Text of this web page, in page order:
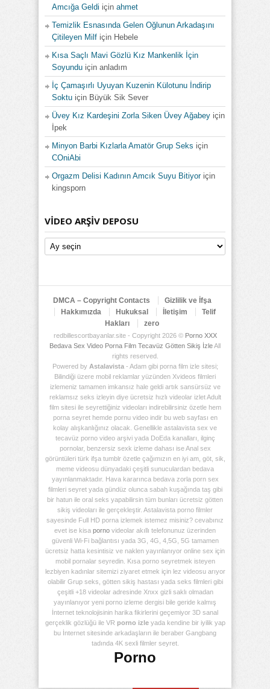
Amcığa Geldi için ahmet
Temizlik Esnasında Gelen Oğlunun Arkadaşını
Çitileyen Milf için Hebele
Kısa Saçlı Mavi Gözlü Kız Mankenlik İçin
Soyundu için anladım
İç Çamaşırlı Uyuyan Kuzenin Külotunu İndirip
Soktu için Büyük Sik Sever
Üvey Kız Kardeşini Zorla Siken Üvey Ağabey için
İpek
Minyon Barbi Kızlarla Amatör Grup Seks için
COniAbi
Orgazm Delisi Kadının Amcık Suyu Bitiyoriçin
kingsporn
VIDEO ARŞIV DEPOSU
Video
Arşiv
DMCA – Copyright Contacts
Gizlilik ve İfşa
Hakkımızda
Hukuksal İletişim
Telif
Hakları
zero
redbillescortbayanlar.site - Copyright 2026 © Porno XXX
Bedava Sex Video Porna Film Tecavüz Götten Sikiş İzleAll
rights reserved.
Powered by Astalavista- Adam gibi porna film izle sitesi;
Bilindiği üzere mobil reklamlar yüzünden Xvideos filmleri
izlemeniz tamamen imkansız hale geldi artık sansürsüz ve
reklamsız seks izleyin diye ücretsiz hızlı videolar izlet Adult
film sitesi ile seyrettiğiniz videoları indirebilirsiniz özetle hem
porna seyret hemde pornu video indir bu web sayfası en
kolay alışkanlığınız olacak. Genellikle astalavista sex ve
tecavüz porno video arşivi yada DoEda kanalları, ilginç
pornolar, benzersiz sexk izleme dahası ise Anal sex
görüntüleri türk ifşa tumblr özetle çağımızın en iyi am, göt, sik,
meme videosu dünyadaki çeşitli sunuculardan bedava
yayınlanmaktadır. Hava kararınca bedava zorla porn sex
filmleri seyret yada gündüz olunca sabah kuşağında taş gibi
bir hatun ile oral seks yapabilirsin tüm bunları ücretsiz götten
sikiş videoları ile gerçekleştir. Astalavista porno filmler
sayesinde Full HD porna izlemek istemez misiniz? cevabınız
evet ise kisa porno videolar akıllı telefonunuz üzerinden
güvenli Wi-Fi bağlantısı yada 3G, 4G, 4,5G, 5G tamamen
ücretsiz hatta kesintisiz ve naklen yayınlanıyor online sex için
mobil pornalar seyredin. Kısa porno seyretmek isteyen
lezbiyen kadınlar sitemizi ziyaret etmek için lez videosu arıyor
olabilir Grup seks, götten sikiş hastası yada seks filmleri gibi
çeşitli +18 videolar adresinde Xnxx gizli saklı olmadan
yayınlanıyor yeni porno izleme dergisi bile geride kalmış
İnternet teknolojisinin harika fikirlerini geçemiyor 3D sanal
gerçeklik gözlüğü ile VR porno izleyada kendine bir iyilik yap
bu İnternet sitesinde arkadaşların ile beraber Gangbang
tadında 4K sexli filmler seyret.
Porno